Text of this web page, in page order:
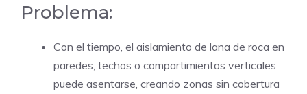
Problema:
Con el tiempo, el aislamiento de lana de roca en
paredes, techos o compartimientos verticales
puede asentarse, creando zonas sin cobertura